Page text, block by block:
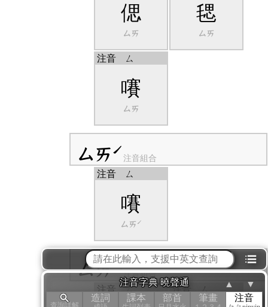
偲
ㄙㄞ
毸
ㄙㄞ
注音 ㄙ
㘔
ㄙㄞ
ㄙㄞˊ注音組合
注音 ㄙ
㘔
ㄙㄞˊ
ㄙㄞˋ注音組合
注音 ㄙ 注音 ㄙ
⁝☰
注音字典 曉聲通
造詞 課本 部首 筆畫 注音
▲ ▼